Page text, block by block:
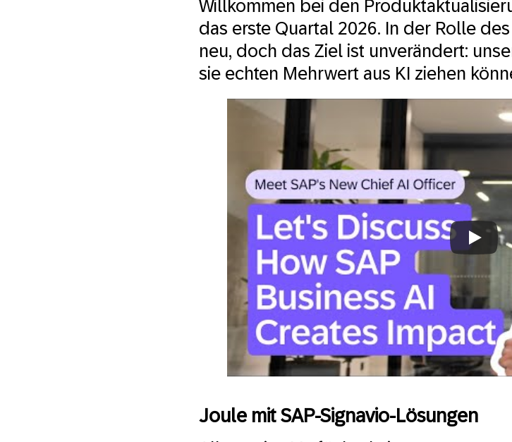
Willkommen bei den
das erste Quartal 2026. In der Rolle
neu, doch das Ziel ist unverändert:
sie echten Mehrwert aus KI ziehen
Meet SAP’s New Chief AI Officer!
Business AI Creates Impact
Always allow
Joule mit SAP-Signavio-Lösungen